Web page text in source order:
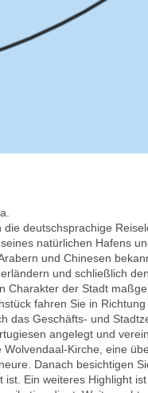
deutschsprachige
natürlichen Hafens
und Chinesen
und schließlich
Charakter der Stadt
fahren Sie in
das Geschäfts- und
angelegt und
Kirche, eine
Danach besichtigen
Ein weiteres Highlight